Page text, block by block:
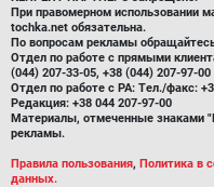
При правомерном использовании
tochka.net обязательна.
По вопросам рекламы
Отдел по работе с прямыми
(044) 207-33-05, +38 (044) 207-97-00
Отдел по работе с РА: Тел./факс:
Редакция: +38 044 207-97-00
Материалы, отмеченные знаками
рекламы.
Правила пользования, Политика в
данных.